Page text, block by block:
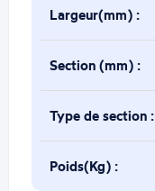
décor(mm) :
Largeur(mm) :
Section (mm) :
Type de section :
Poids(Kg) :